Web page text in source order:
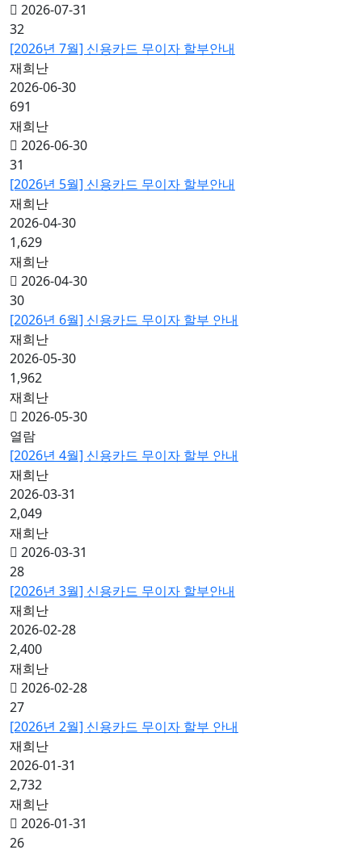
2026-07-31
32
[2026년 7월] 신용카드 무이자 할부안내
재희난
2026-06-30
691
재희난
2026-06-30
31
[2026년 5월] 신용카드 무이자 할부안내
재희난
2026-04-30
1,629
재희난
2026-04-30
30
[2026년 6월] 신용카드 무이자 할부 안내
재희난
2026-05-30
1,962
재희난
2026-05-30
열람
[2026년 4월] 신용카드 무이자 할부 안내
재희난
2026-03-31
2,049
재희난
2026-03-31
28
[2026년 3월] 신용카드 무이자 할부안내
재희난
2026-02-28
2,400
재희난
2026-02-28
27
[2026년 2월] 신용카드 무이자 할부 안내
재희난
2026-01-31
2,732
재희난
2026-01-31
26